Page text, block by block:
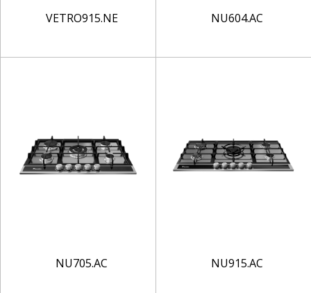
VETRO915.NE NU604.AC
NU705.AC NU915.AC